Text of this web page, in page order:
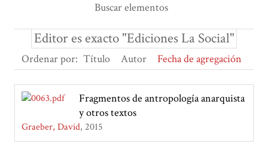
Buscar elementos
Editor es exacto "Ediciones La Social"
Ordenar por: Título Autor Fecha de agregación
Fragmentos de antropología anarquista
y otros textos
Graeber, David 2015